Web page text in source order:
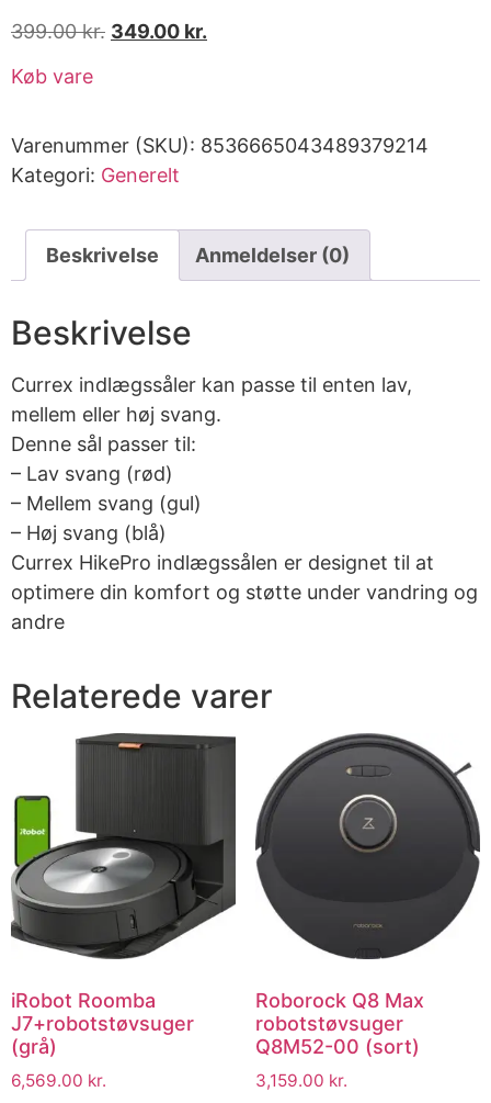
399.00kr. 349.00 kr.
Køb vare
Varenummer (SKU): 8536665043489379214
Kategori: Generelt
Beskrivelse Anmeldelser (0)
Beskrivelse
Currex indlægssåler kan passe til enten lav,
mellem eller høj svang.
Denne sål passer til:
– Lav svang (rød)
– Mellem svang (gul)
– Høj svang (blå)
Currex HikePro indlægssålen er designet til at
optimere din komfort og støtte under vandring og
andre
Relaterede varer
iRobot Roomba
J7+robotstøvsuger
(grå)
6,569.00 kr.
Roborock Q8 Max
robotstøvsuger
Q8M52-00 (sort)
3,159.00 kr.